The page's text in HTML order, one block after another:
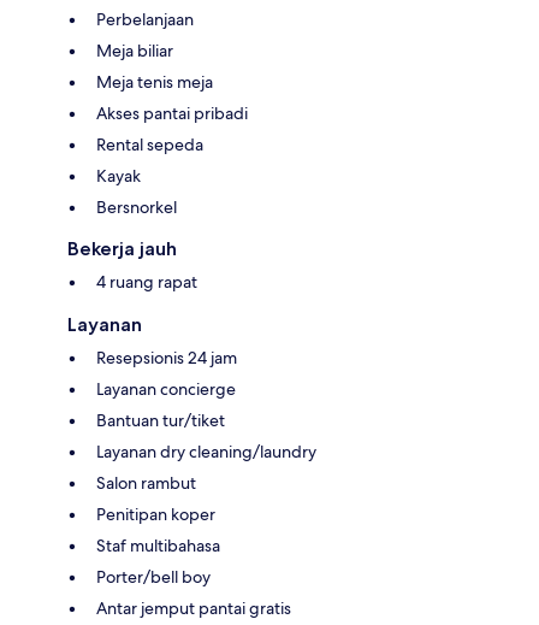
Perbelanjaan
Meja biliar
Meja tenis meja
Akses pantai pribadi
Rental sepeda
Kayak
Bersnorkel
Bekerja jauh
4 ruang rapat
Layanan
Resepsionis 24 jam
Layanan concierge
Bantuan tur/tiket
Layanan dry cleaning/laundry
Salon rambut
Penitipan koper
Staf multibahasa
Porter/bell boy
Antar jemput pantai gratis